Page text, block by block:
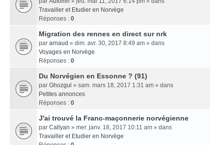
Travailler et Etudier en Norvège
Réponses : 0
Migration des rennes en direct sur nrk
par arnaud » dim. avr. 30, 2017 8:49 am » dans
Voyages en Norvège
Réponses : 0
Du Norvégien en Essonne ? (91)
par Ghozgul » sam. mars 18, 2017 1:31 am » dans
Petites annonces
Réponses : 0
J'ai trouvé la Franc-maçonnerie norvégienne
par Callyan » mer. janv. 18, 2017 10:11 am » dans
Travailler et Etudier en Norvège